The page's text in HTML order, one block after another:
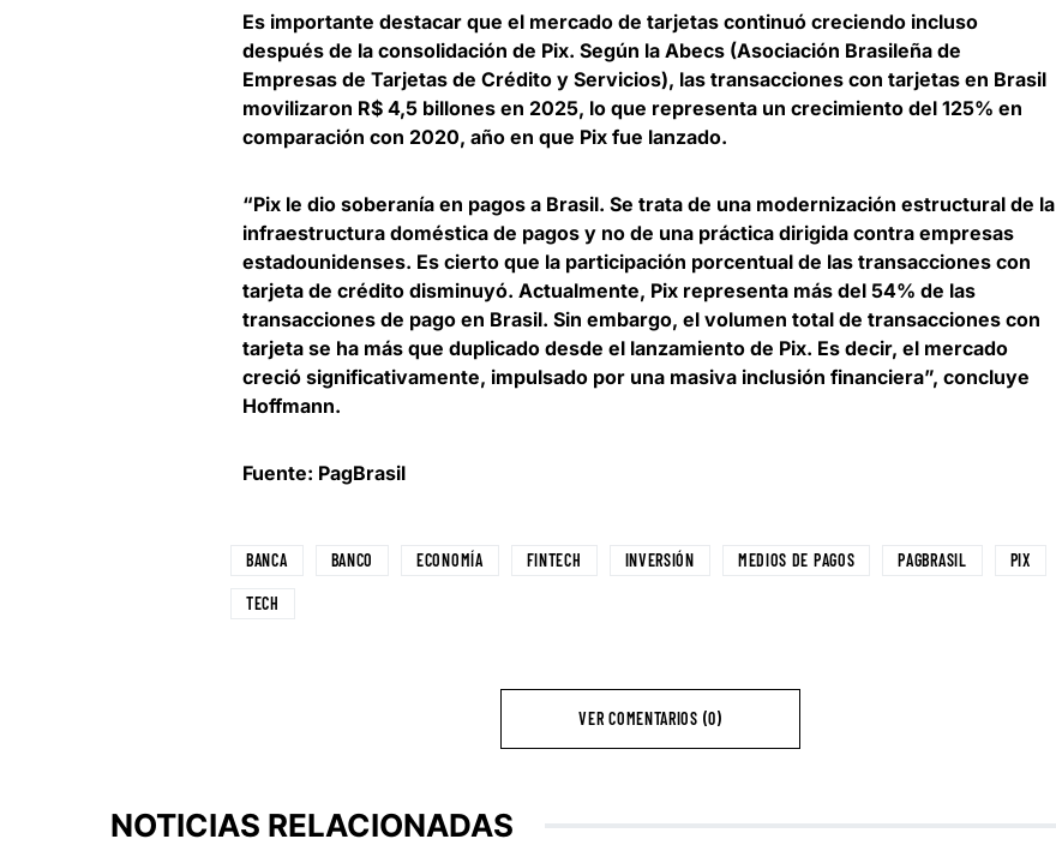
Es importante destacar que el mercado de tarjetas continuó creciendo incluso
después de la consolidación de Pix. Según la Abecs (Asociación Brasileña de
Empresas de Tarjetas de Crédito y Servicios), las transacciones con tarjetas en Brasil
movilizaron R$ 4,5 billones en 2025, lo que representa un crecimiento del 125% en
comparación con 2020, año en que Pix fue lanzado.
“Pix le dio soberanía en pagos a Brasil. Se trata de una modernización estructural de la
infraestructura doméstica de pagos y no de una práctica dirigida contra empresas
estadounidenses. Es cierto que la participación porcentual de las transacciones con
tarjeta de crédito disminuyó. Actualmente, Pix representa más del 54% de las
transacciones de pago en Brasil. Sin embargo, el volumen total de transacciones con
tarjeta se ha más que duplicado desde el lanzamiento de Pix. Es decir, el mercado
creció significativamente, impulsado por una masiva inclusión financiera”, concluye
Hoffmann.
Fuente: PagBrasil
BANCA BANCO ECONOMÍA FINTECH INVERSIÓN MEDIOS DE PAGOS PAGBRASIL PIX
TECH
VER COMENTARIOS (0)
NOTICIAS RELACIONADAS